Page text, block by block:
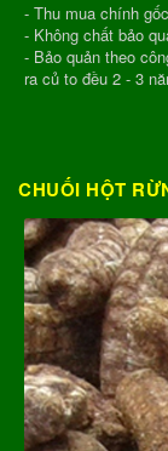
- Thu mua chính
- Không chất bảo
- Bảo quản theo
ra củ to đều 2 - 3
CHUỐI HỘT